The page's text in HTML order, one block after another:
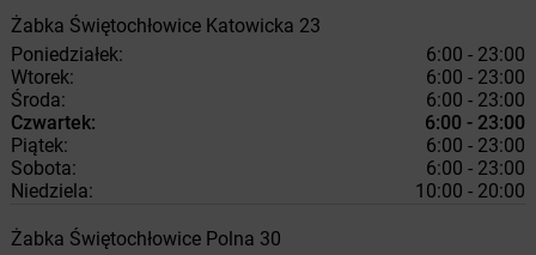
Żabka Świętochłowice Katowicka 23
Poniedziałek:
6:00 - 23:00
Wtorek:
6:00 - 23:00
Środa:
6:00 - 23:00
Czwartek:
6:00 - 23:00
Piątek:
6:00 - 23:00
Sobota:
6:00 - 23:00
Niedziela:
10:00 - 20:00
Żabka Świętochłowice Polna 30